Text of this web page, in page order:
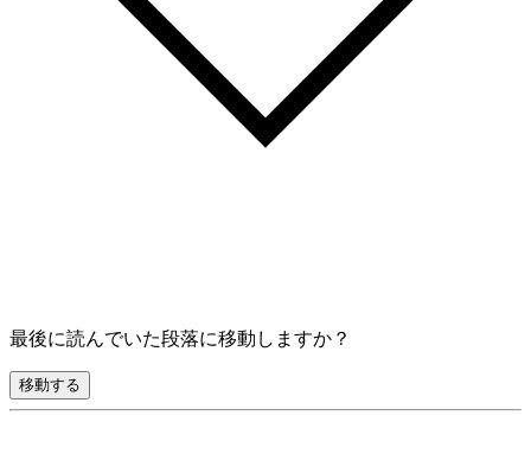
最後に読んでいた段落に移動しますか？
移動する